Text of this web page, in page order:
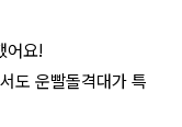
어요!
도 운빨돌격대가 특